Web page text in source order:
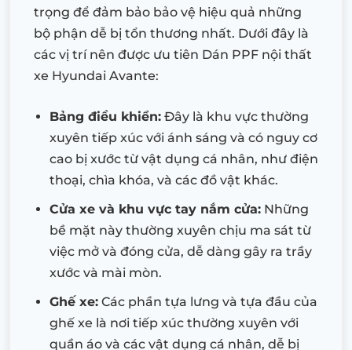
trọng để đảm bảo bảo vệ hiệu quả những
bộ phận dễ bị tổn thương nhất. Dưới đây là
các vị trí nên được ưu tiên Dán PPF nội thất
xe Hyundai Avante:
Bảng điều khiển: Đây là khu vực thường
xuyên tiếp xúc với ánh sáng và có nguy cơ
cao bị xước từ vật dụng cá nhân, như điện
thoại, chìa khóa, và các đồ vật khác.
Cửa xe và khu vực tay nắm cửa: Những
bề mặt này thường xuyên chịu ma sát từ
việc mở và đóng cửa, dễ dàng gây ra trầy
xước và mài mòn.
Ghế xe: Các phần tựa lưng và tựa đầu của
ghế xe là nơi tiếp xúc thường xuyên với
quần áo và các vật dụng cá nhân, dễ bị